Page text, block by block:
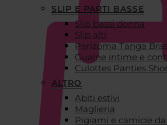
SLIP E PARTI BASSE
Slip bassi donna
Slip alti
Perizoma Tanga
Guaine intime e
Culottes Panties
ALTRO
Abiti estivi
Maglieria
Pigiami e camicie